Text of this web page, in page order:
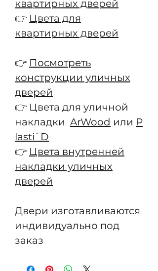
квартирных дверей
👉 Цвета для
квартирных дверей
👉 Посмотреть
конструкции уличных
дверей
👉 Цвета для уличной
накладки ArWood или P
lasti`D
👉 Цвета внутренней
накладки уличных
дверей
Двери изготавливаются
индивидуально под
заказ